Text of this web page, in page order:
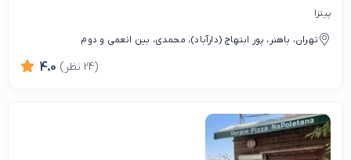
پیتزا
تهران، باهنر، پور ابتهاج (دارآباد)، محمدی، بین انعمی و دوم
4.0 (24 نظر)